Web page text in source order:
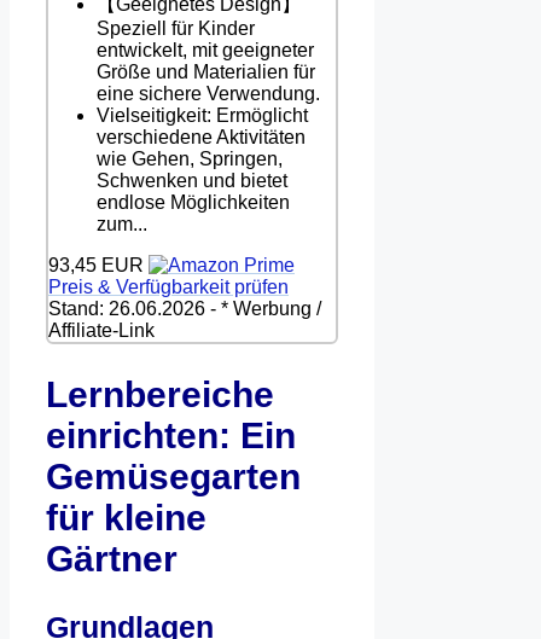
Speziell für Kinder
entwickelt, mit geeigneter
Größe und Materialien für
eine sichere Verwendung.
Vielseitigkeit: Ermöglicht
verschiedene Aktivitäten
wie Gehen, Springen,
Schwenken und bietet
endlose Möglichkeiten
zum...
93,45 EUR
Preis & Verfügbarkeit prüfen
Stand: 26.06.2026 - * Werbung /
Affiliate-Link
Lernbereiche
einrichten: Ein
Gemüsegarten
für kleine
Gärtner
Grundlagen